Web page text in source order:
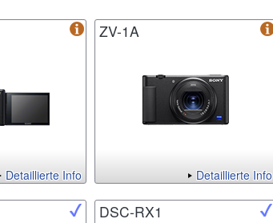
Detaillierte Info
ZV-1A
Detaillierte Info
DSC-RX1